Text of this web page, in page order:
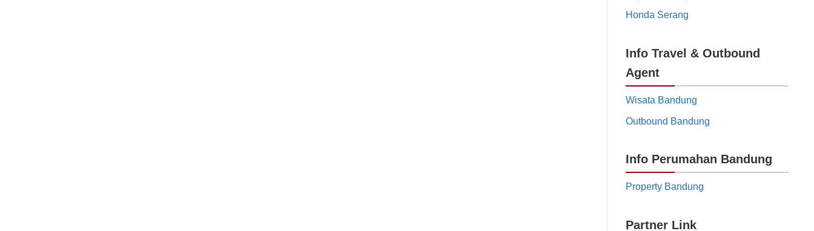
Honda Serang
Info Travel & Outbound
Agent
Wisata Bandung
Outbound Bandung
Info Perumahan Bandung
Property Bandung
Partner Link